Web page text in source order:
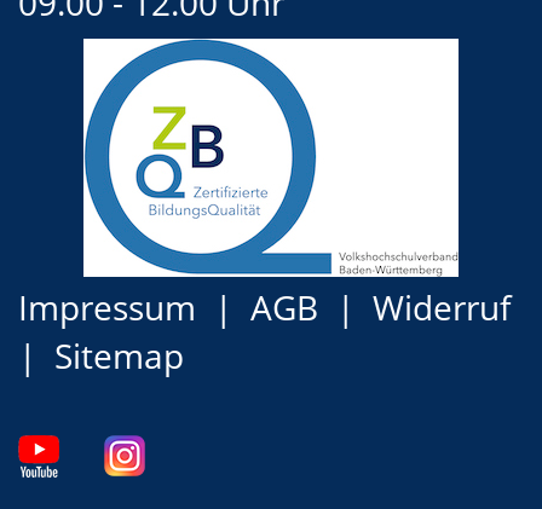
Impressum AGB
Widerruf
Sitemap